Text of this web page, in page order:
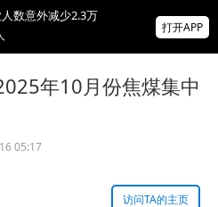
数意外减少2.3万
幅走高！集成电路
题】
打开APP
年10月份焦煤集中
05:17
访问TA的主页